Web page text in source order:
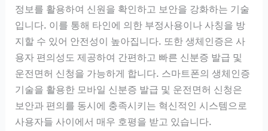
정보를 활용하여 신원을 확인하고 보안을 강화하는 기술
입니다. 이를 통해 타인에 의한 부정사용이나 사칭을 방
지할 수 있어 안전성이 높아집니다. 또한 생체인증은 사
용자 편의성도 제공하여 간편하고 빠른 신분증 발급 및
운전면허 신청을 가능하게 합니다. 스마트폰의 생체인증
기술을 활용한 모바일 신분증 발급 및 운전면허 신청은
보안과 편의를 동시에 충족시키는 혁신적인 시스템으로
사용자들 사이에서 매우 호평을 받고 있습니다.